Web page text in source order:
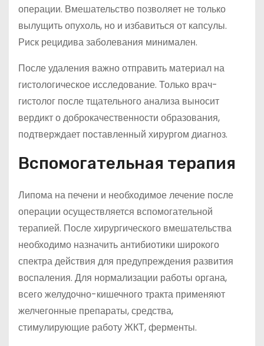
операции. Вмешательство позволяет не только
вылущить опухоль, но и избавиться от капсулы.
Риск рецидива заболевания минимален.
После удаления важно отправить материал на
гистологическое исследование. Только врач-
гистолог после тщательного анализа выносит
вердикт о доброкачественности образования,
подтверждает поставленный хирургом диагноз.
Вспомогательная терапия
Липома на печени и необходимое лечение после
операции осуществляется вспомогательной
терапией. После хирургического вмешательства
необходимо назначить антибиотики широкого
спектра действия для предупреждения развития
воспаления. Для нормализации работы органа,
всего желудочно-кишечного тракта применяют
желчегонные препараты, средства,
стимулирующие работу ЖКТ, ферменты.